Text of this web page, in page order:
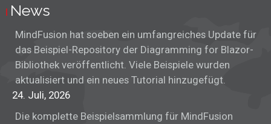
News
MindFusion hat soeben ein umfangreiches Update für
das Beispiel-Repository der Diagramming for Blazor-
Bibliothek veröffentlicht. Viele Beispiele wurden
aktualisiert und ein neues Tutorial hinzugefügt.
24. Juli, 2026
Die komplette Beispielsammlung für MindFusion